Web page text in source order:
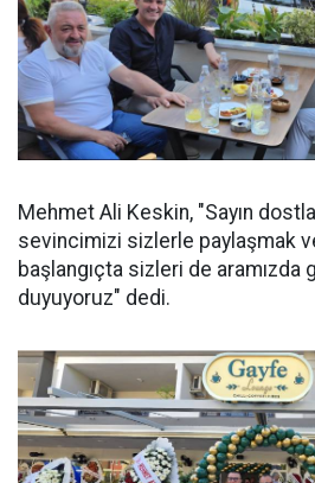
Mehmet Ali Keskin, "Sayın
sevincimizi sizlerle paylaşmak
başlangıçta sizleri de
duyuyoruz" dedi.